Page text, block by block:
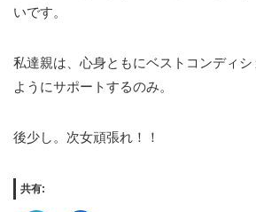
いです。
私達親は、心身ともにベストコンディ
ようにサポートするのみ。
後少し。次女頑張れ！！
共有: